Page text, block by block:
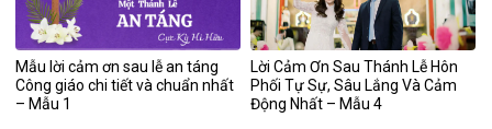
Mẫu lời cảm ơn sau lễ an táng
Công giáo chi tiết và chuẩn nhất
– Mẫu 1
Lời Cảm Ơn Sau Thánh Lễ Hôn
Phối Tự Sự, Sâu Lắng Và Cảm
Động Nhất – Mẫu 4